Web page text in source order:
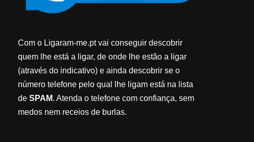
Com o Ligaram-me.pt vai conseguir descobrir
quem lhe está a ligar, de onde lhe estão a ligar
(através do indicativo) e ainda descobrir se o
número telefone pelo qual lhe ligam está na lista
de SPAM. Atenda o telefone com confiança, sem
medos nem receios de burlas.